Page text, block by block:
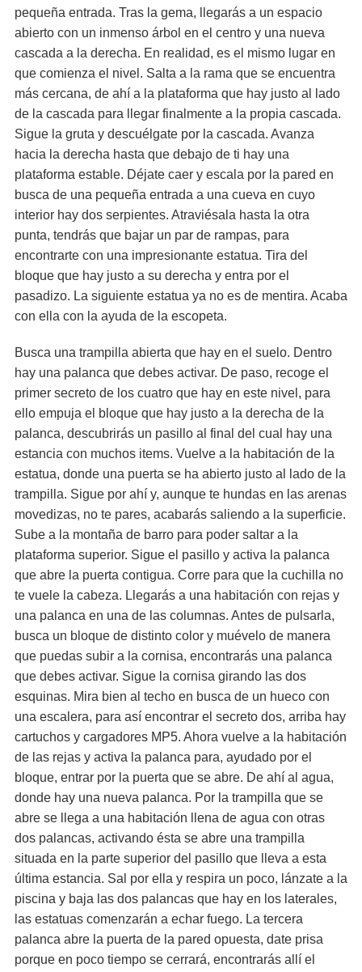
pequeña entrada. Tras la gema, llegarás a un espacio
abierto con un inmenso árbol en el centro y una nueva
cascada a la derecha. En realidad, es el mismo lugar en
que comienza el nivel. Salta a la rama que se encuentra
más cercana, de ahí a la plataforma que hay justo al lado
de la cascada para llegar finalmente a la propia cascada.
Sigue la gruta y descuélgate por la cascada. Avanza
hacia la derecha hasta que debajo de ti hay una
plataforma estable. Déjate caer y escala por la pared en
busca de una pequeña entrada a una cueva en cuyo
interior hay dos serpientes. Atraviésala hasta la otra
punta, tendrás que bajar un par de rampas, para
encontrarte con una impresionante estatua. Tira del
bloque que hay justo a su derecha y entra por el
pasadizo. La siguiente estatua ya no es de mentira. Acaba
con ella con la ayuda de la escopeta.
Busca una trampilla abierta que hay en el suelo. Dentro
hay una palanca que debes activar. De paso, recoge el
primer secreto de los cuatro que hay en este nivel, para
ello empuja el bloque que hay justo a la derecha de la
palanca, descubrirás un pasillo al final del cual hay una
estancia con muchos items. Vuelve a la habitación de la
estatua, donde una puerta se ha abierto justo al lado de la
trampilla. Sigue por ahí y, aunque te hundas en las arenas
movedizas, no te pares, acabarás saliendo a la superficie.
Sube a la montaña de barro para poder saltar a la
plataforma superior. Sigue el pasillo y activa la palanca
que abre la puerta contigua. Corre para que la cuchilla no
te vuele la cabeza. Llegarás a una habitación con rejas y
una palanca en una de las columnas. Antes de pulsarla,
busca un bloque de distinto color y muévelo de manera
que puedas subir a la cornisa, encontrarás una palanca
que debes activar. Sigue la cornisa girando las dos
esquinas. Mira bien al techo en busca de un hueco con
una escalera, para así encontrar el secreto dos, arriba hay
cartuchos y cargadores MP5. Ahora vuelve a la habitación
de las rejas y activa la palanca para, ayudado por el
bloque, entrar por la puerta que se abre. De ahí al agua,
donde hay una nueva palanca. Por la trampilla que se
abre se llega a una habitación llena de agua con otras
dos palancas, activando ésta se abre una trampilla
situada en la parte superior del pasillo que lleva a esta
última estancia. Sal por ella y respira un poco, lánzate a la
piscina y baja las dos palancas que hay en los laterales,
las estatuas comenzarán a echar fuego. La tercera
palanca abre la puerta de la pared opuesta, date prisa
porque en poco tiempo se cerrará, encontrarás allí el